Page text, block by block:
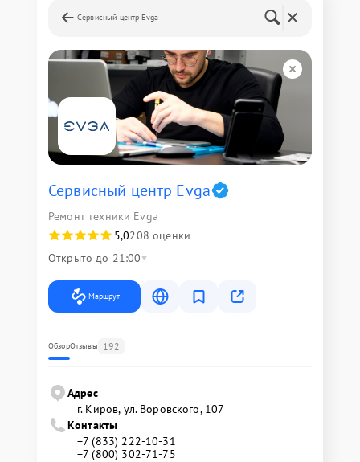
Сервисный центр Evga
Сервисный центр Evga
Ремонт техники Evga
5,0208 оценки
Открыто до 21:00
Маршрут
ОбзорОтзывы 192
Адрес
г. Киров, ул. Воровского, 107
Контакты
+7 (833) 222-10-31
+7 (800) 302-71-75